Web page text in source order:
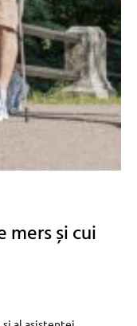
mers și cui